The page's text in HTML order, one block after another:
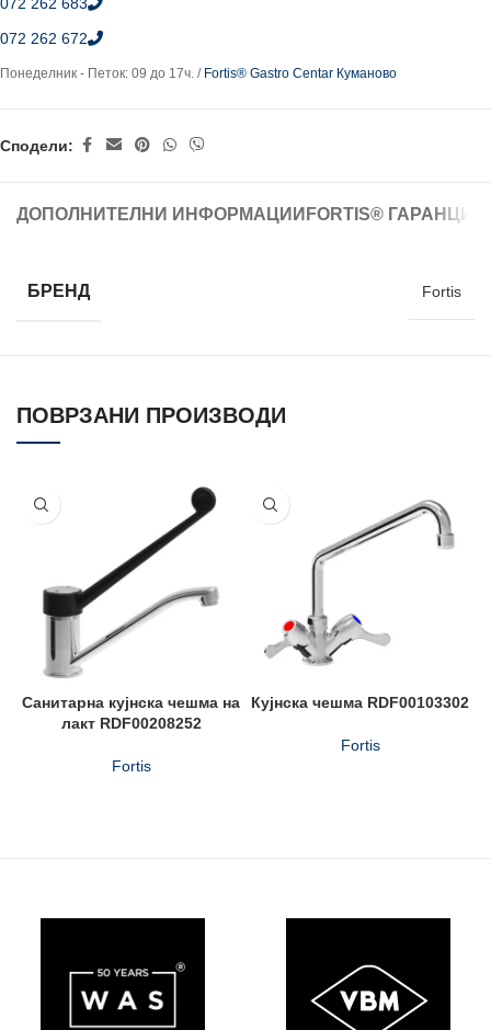
072 262 672
Понеделник - Петок: 09 до 17ч. / Fortis® Gastro Centar Куманово
Сподели:
ДОПОЛНИТЕЛНИ ИНФОРМАЦИИ FORTIS®
БРЕНД Fortis
ПОВРЗАНИ ПРОИЗВОДИ
Санитарна кујнска чешма на
лакт RDF00208252
Fortis
Кујнска чешма RDF00103302
Fortis